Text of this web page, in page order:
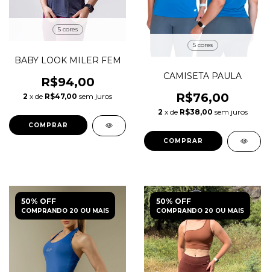
5 cores
BABY LOOK MILER FEM
R$94,00
2 x de R$47,00 sem juros
COMPRAR
5 cores
CAMISETA PAULA
R$76,00
2 x de R$38,00 sem juros
COMPRAR
50% OFF
COMPRANDO 20 OU MAIS
50% OFF
COMPRANDO 20 OU MAIS